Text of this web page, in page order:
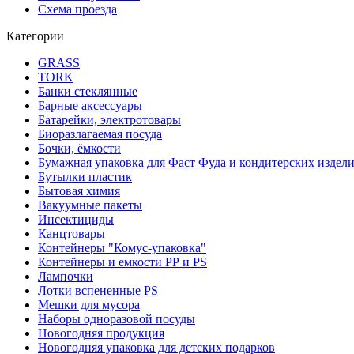
Схема проезда
Категории
GRASS
TORK
Банки стеклянные
Барные аксессуары
Батарейки, электротовары
Биоразлагаемая посуда
Бочки, ёмкости
Бумажная упаковка для Фаст Фуда и кондитерских
Бутылки пластик
Бытовая химия
Вакуумные пакеты
Инсектициды
Канцтовары
Контейнеры "Комус-упаковка"
Контейнеры и емкости РР и PS
Лампочки
Лотки вспененные PS
Мешки для мусора
Наборы одноразовой посуды
Новогодняя продукция
Новогодняя упаковка для детских подарков